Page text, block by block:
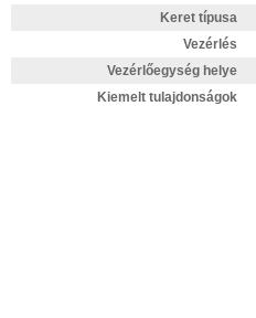
Keret típusa
Vezérlés
Vezérlőegység helye
Kiemelt tulajdonságok